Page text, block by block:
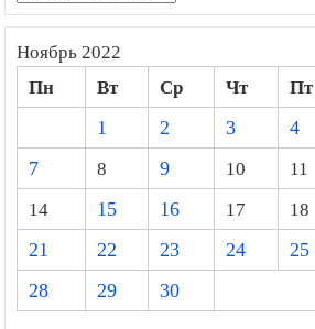
Архивы
Пн Вт Ср Чт Пт
1
2 3 4
7
8 9 10 11
14
15 16 17 18
21
22 23 24 25
28
29 30